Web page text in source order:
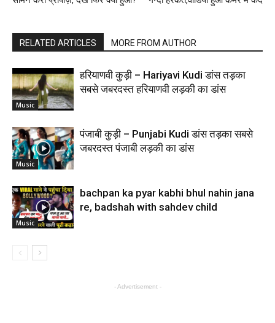
RELATED ARTICLES MORE FROM AUTHOR
Music
हरियाणवी कुड़ी – Hariyavi Kudi डांस तड़का
सबसे जबरदस्त हरियाणवी लड़की का डांस
Music
पंजाबी कुड़ी – Punjabi Kudi डांस तड़का सबसे
जबरदस्त पंजाबी लड़की का डांस
Music
bachpan ka pyar kabhi bhul nahin jana
re, badshah with sahdev child
- Advertisement -